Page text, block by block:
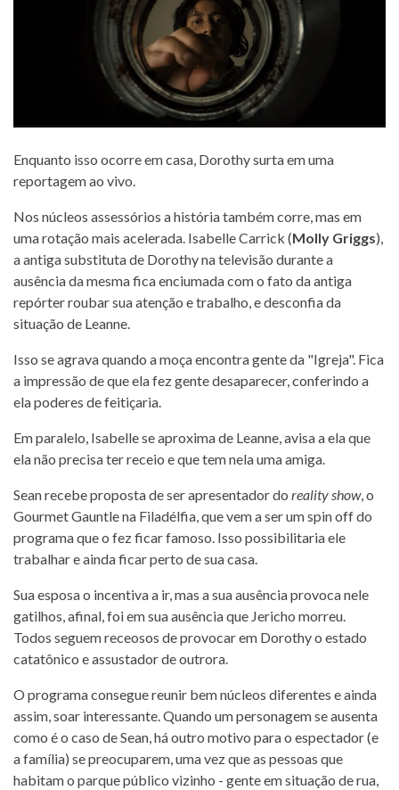
Enquanto isso ocorre em casa, Dorothy surta em uma
reportagem ao vivo.
Nos núcleos assessórios a história também corre, mas em
uma rotação mais acelerada. Isabelle Carrick (Molly Griggs),
a antiga substituta de Dorothy na televisão durante a
ausência da mesma fica enciumada com o fato da antiga
repórter roubar sua atenção e trabalho, e desconfia da
situação de Leanne.
Isso se agrava quando a moça encontra gente da "Igreja". Fica
a impressão de que ela fez gente desaparecer, conferindo a
ela poderes de feitiçaria.
Em paralelo, Isabelle se aproxima de Leanne, avisa a ela que
ela não precisa ter receio e que tem nela uma amiga.
Sean recebe proposta de ser apresentador do reality show, o
Gourmet Gauntle na Filadélfia, que vem a ser um spin off do
programa que o fez ficar famoso. Isso possibilitaria ele
trabalhar e ainda ficar perto de sua casa.
Sua esposa o incentiva a ir, mas a sua ausência provoca nele
gatilhos, afinal, foi em sua ausência que Jericho morreu.
Todos seguem receosos de provocar em Dorothy o estado
catatônico e assustador de outrora.
O programa consegue reunir bem núcleos diferentes e ainda
assim, soar interessante. Quando um personagem se ausenta
como é o caso de Sean, há outro motivo para o espectador (e
a família) se preocuparem, uma vez que as pessoas que
habitam o parque público vizinho - gente em situação de rua,